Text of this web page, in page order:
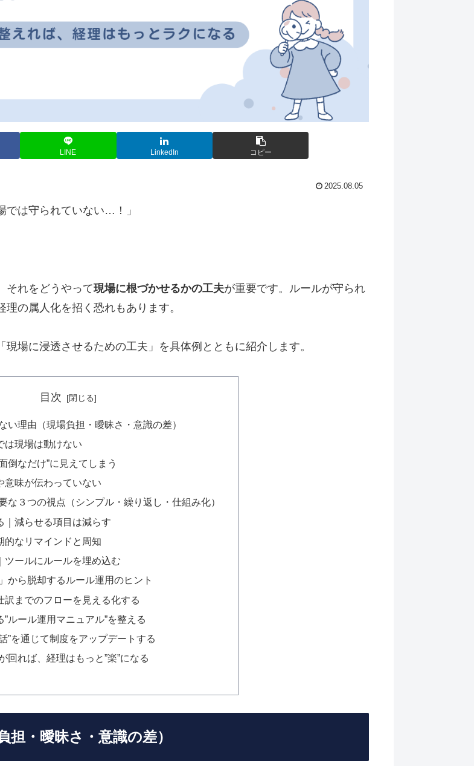
LINE LinkedIn コピー
2025.08.05
では守られていない…！」
それをどうやって現場に根づかせるかの工夫が重要です。ルールが守られ
の属人化を招く恐れもあります。
場に浸透させるための工夫」を具体例とともに紹介します。
目次
い理由（現場負担・曖昧さ・意識の差）
は現場は動けない
倒なだけ”に見えてしまう
意味が伝わっていない
な３つの視点（シンプル・繰り返し・仕組み化）
｜減らせる項目は減らす
的なリマインドと周知
ツールにルールを埋め込む
から脱却するルール運用のヒント
訳までのフローを見える化する
ルール運用マニュアル”を整える
”を通じて制度をアップデートする
回れば、経理はもっと”楽”になる
・曖昧さ・意識の差）